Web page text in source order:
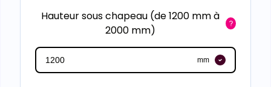
Hauteur sous chapeau (de 1200 mm à
2000 mm)
mm